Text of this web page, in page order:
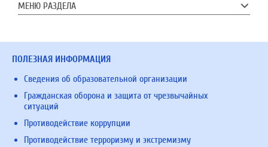
МЕНЮ РАЗДЕЛА
ПОЛЕЗНАЯ ИНФОРМАЦИЯ
Сведения об образовательной организации
Гражданская оборона и защита от чрезвычайных
ситуаций
Противодействие коррупции
Противодействие терроризму и экстремизму